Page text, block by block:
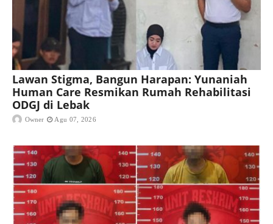
Lawan Stigma, Bangun Harapan: Yunaniah
Human Care Resmikan Rumah Rehabilitasi
ODGJ di Lebak
Owner Agu 07, 2026